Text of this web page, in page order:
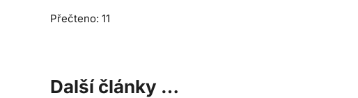
Přečteno: 11
Další články …